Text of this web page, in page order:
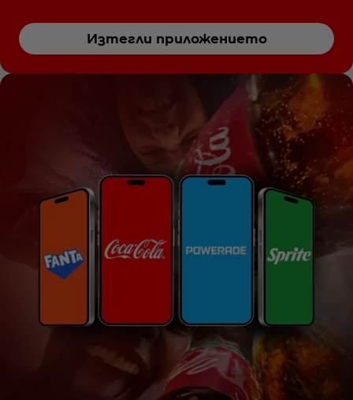
Изтегли приложението